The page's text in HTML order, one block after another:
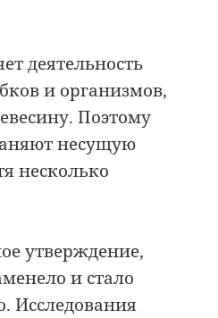
деятельность
и организмов,
Поэтому
несущую
несколько
утверждение,
и стало
Исследования